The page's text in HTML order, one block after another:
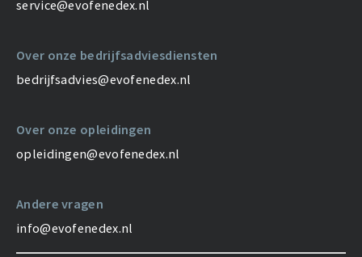
service@evofenedex.nl
Over onze bedrijfsadviesdiensten
bedrijfsadvies@evofenedex.nl
Over onze opleidingen
opleidingen@evofenedex.nl
Andere vragen
info@evofenedex.nl